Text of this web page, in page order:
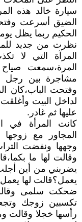
سيارة خالد هذه
الضيق أسرعت
الحكيم ربما يظل
نظرت من جديد
المرآة التي لا
المرة،سمعت
مشاجرة بين رجل
وفتحت الباب،كان
لداخل البيت
عليها ثم غادر.
كانت المرأة في
المجاور مع
وجهها ونفضت
وقالت لها ما
يضربني من أين
يعمل؟قالت لها
ضحكت سلمى وقالت
تكسبين زوجك
رأسها خجلا وقالت